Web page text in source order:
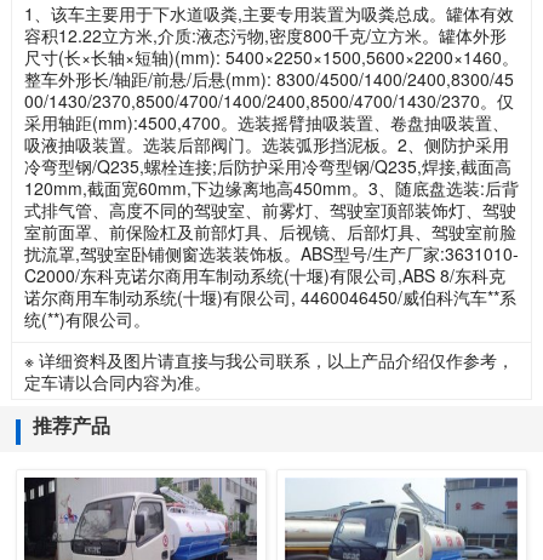
1、该车主要用于下水道吸粪,主要专用装置为吸粪总成。罐体有效
容积12.22立方米,介质:液态污物,密度800千克/立方米。罐体外形
尺寸(长×长轴×短轴)(mm): 5400×2250×1500,5600×2200×1460。
整车外形长/轴距/前悬/后悬(mm): 8300/4500/1400/2400,8300/45
00/1430/2370,8500/4700/1400/2400,8500/4700/1430/2370。仅
采用轴距(mm):4500,4700。选装摇臂抽吸装置、卷盘抽吸装置、
吸液抽吸装置。选装后部阀门。选装弧形挡泥板。2、侧防护采用
冷弯型钢/Q235,螺栓连接;后防护采用冷弯型钢/Q235,焊接,截面高
120mm,截面宽60mm,下边缘离地高450mm。3、随底盘选装:后背
式排气管、高度不同的驾驶室、前雾灯、驾驶室顶部装饰灯、驾驶
室前面罩、前保险杠及前部灯具、后视镜、后部灯具、驾驶室前脸
扰流罩,驾驶室卧铺侧窗选装装饰板。ABS型号/生产厂家:3631010-
C2000/东科克诺尔商用车制动系统(十堰)有限公司,ABS 8/东科克
诺尔商用车制动系统(十堰)有限公司, 4460046450/威伯科汽车**系
统(**)有限公司。
※ 详细资料及图片请直接与我公司联系，以上产品介绍仅作参考，
定车请以合同内容为准。
推荐产品